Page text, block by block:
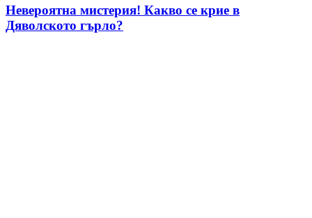
Невероятна мистерия! Какво се крие в
Дяволското гърло?